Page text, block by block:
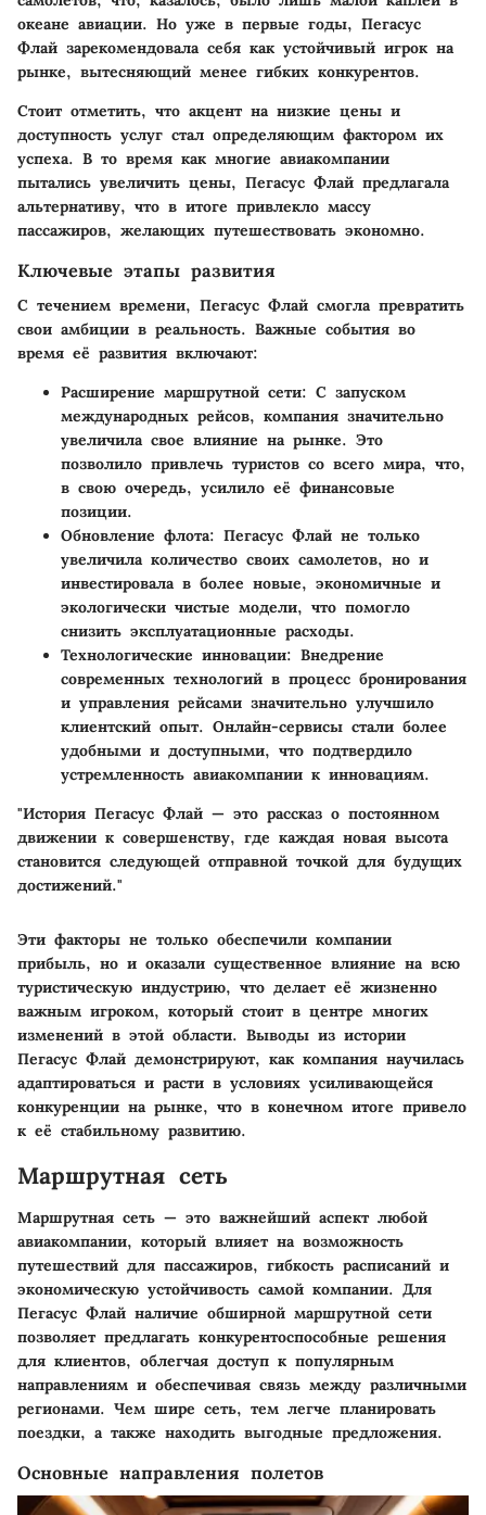
океане авиации. Но уже в первые годы, Пегасус
Флай зарекомендовала себя как устойчивый игрок на
рынке, вытесняющий менее гибких конкурентов.
Стоит отметить, что акцент на низкие цены и
доступность услуг стал определяющим фактором их
успеха. В то время как многие авиакомпании
пытались увеличить цены, Пегасус Флай предлагала
альтернативу, что в итоге привлекло массу
пассажиров, желающих путешествовать экономно.
Ключевые этапы развития
С течением времени, Пегасус Флай смогла превратить
свои амбиции в реальность. Важные события во
время её развития включают:
Расширение маршрутной сети: С запуском
международных рейсов, компания значительно
увеличила свое влияние на рынке. Это
позволило привлечь туристов со всего мира, что,
в свою очередь, усилило её финансовые
позиции.
Обновление флота: Пегасус Флай не только
увеличила количество своих самолетов, но и
инвестировала в более новые, экономичные и
экологически чистые модели, что помогло
снизить эксплуатационные расходы.
Технологические инновации: Внедрение
современных технологий в процесс бронирования
и управления рейсами значительно улучшило
клиентский опыт. Онлайн-сервисы стали более
удобными и доступными, что подтвердило
устремленность авиакомпании к инновациям.
"История Пегасус Флай — это рассказ о постоянном
движении к совершенству, где каждая новая высота
становится следующей отправной точкой для будущих
достижений."
Эти факторы не только обеспечили компании
прибыль, но и оказали существенное влияние на всю
туристическую индустрию, что делает её жизненно
важным игроком, который стоит в центре многих
изменений в этой области. Выводы из истории
Пегасус Флай демонстрируют, как компания научилась
адаптироваться и расти в условиях усиливающейся
конкуренции на рынке, что в конечном итоге привело
к её стабильному развитию.
Маршрутная сеть
Маршрутная сеть — это важнейший аспект любой
авиакомпании, который влияет на возможность
путешествий для пассажиров, гибкость расписаний и
экономическую устойчивость самой компании. Для
Пегасус Флай наличие обширной маршрутной сети
позволяет предлагать конкурентоспособные решения
для клиентов, облегчая доступ к популярным
направлениям и обеспечивая связь между различными
регионами. Чем шире сеть, тем легче планировать
поездки, а также находить выгодные предложения.
Основные направления полетов